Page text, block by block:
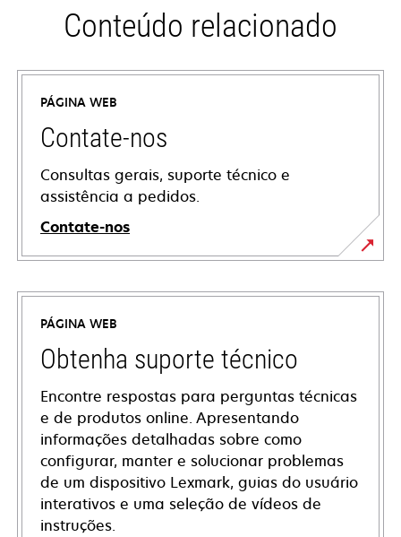
Conteúdo relacionado
PÁGINA WEB
Contate-nos
Consultas gerais, suporte técnico e
assistência a pedidos.
Contate-nos
PÁGINA WEB
Obtenha suporte técnico
Encontre respostas para perguntas técnicas
e de produtos online. Apresentando
informações detalhadas sobre como
configurar, manter e solucionar problemas
de um dispositivo Lexmark, guias do usuário
interativos e uma seleção de vídeos de
instruções.